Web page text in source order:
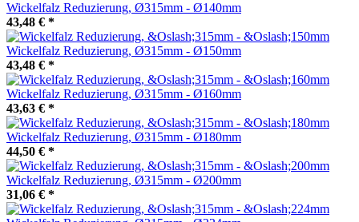
Wickelfalz Reduzierung, Ø315mm - Ø140mm
43,48 € *
Wickelfalz Reduzierung, Ø315mm - Ø150mm
43,48 € *
Wickelfalz Reduzierung, Ø315mm - Ø160mm
43,63 € *
Wickelfalz Reduzierung, Ø315mm - Ø180mm
44,50 € *
Wickelfalz Reduzierung, Ø315mm - Ø200mm
31,06 € *